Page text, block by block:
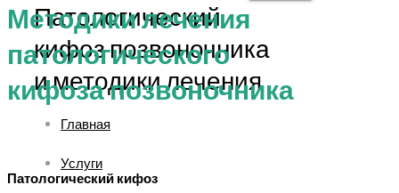
Патологический
кифоз позвоночника
и методики лечения
Главная
Услуги
Методики лечения
патологического
кифоза позвоночника
Патологический кифоз